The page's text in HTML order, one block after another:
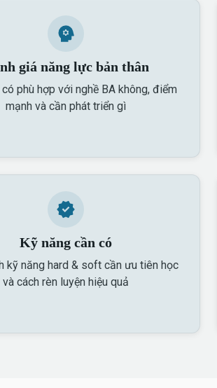
giá năng lực bản thân
có phù hợp với nghề BA không, điểm
mạnh và cần phát triển gì
Kỹ năng cần có
kỹ năng hard & soft cần ưu tiên học
và cách rèn luyện hiệu quả